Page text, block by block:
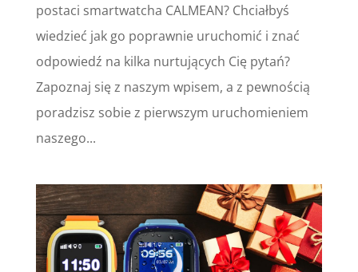
postaci smartwatcha CALMEAN? Chciałbyś
wiedzieć jak go poprawnie uruchomić i znać
odpowiedź na kilka nurtujących Cię pytań?
Zapoznaj się z naszym wpisem, a z pewnością
poradzisz sobie z pierwszym uruchomieniem
naszego...